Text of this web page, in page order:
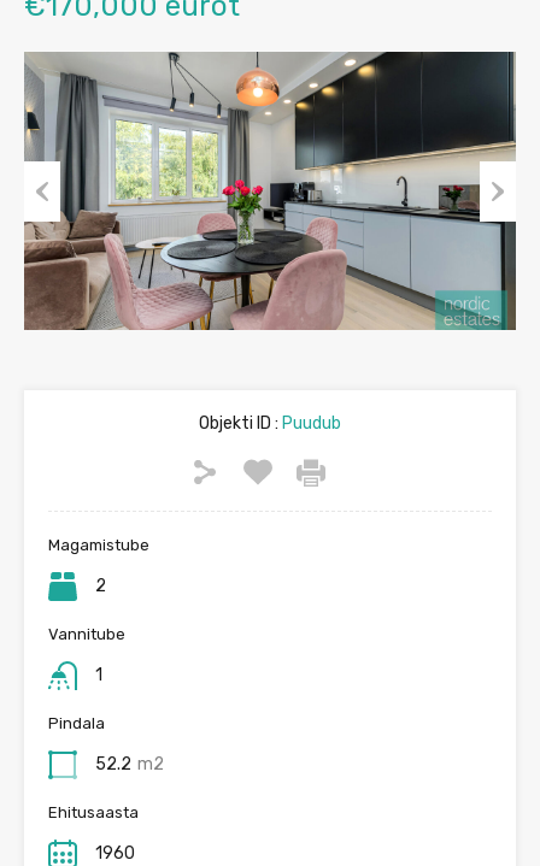
Previous
Objekti ID : Puudub
Magamistube
2
Vannitube
1
Pindala
52.2 m2
Ehitusaasta
1960